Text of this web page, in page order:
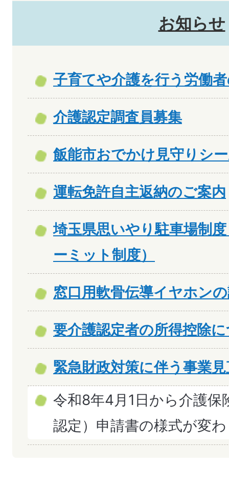
お知らせ
子育てや介護を行う労働
介護認定調査員募集
飯能市おでかけ見守りシ
運転免許自主返納のご案内
埼玉県思いやり駐車場制
ーミット制度）
窓口用軟骨伝導イヤホン
要介護認定者の所得控除
緊急財政対策に伴う事業
令和8年4月1日から介護保
認定）申請書の様式が変